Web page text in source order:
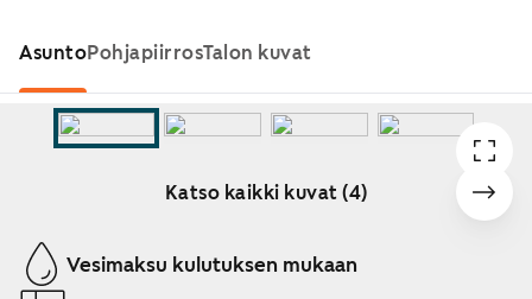
AsuntoPohjapiirrosTalon kuvat
Katso kaikki kuvat (4)
Näytetään dia 1 / 4
Vesimaksu kulutuksen mukaan